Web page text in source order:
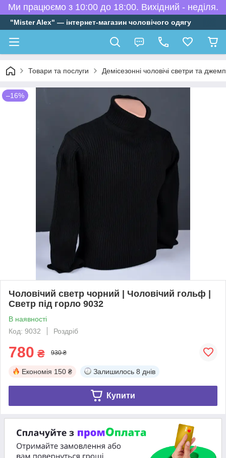
Ми працюємо з 10:00 до 18:00. Вихідний - неділя.
"Mister Alex" — інтернет-магазин чоловічого одягу
Товари та послуги Демісезонні чоловічі светри та
–16%
Чоловічий светр чорний | Чоловічий гольф |
Светр під горло 9032
В наявності
Код: 9032
Роздріб
780 ₴ 930 ₴
Економія 150 ₴ Залишилось 8 днів
Купити